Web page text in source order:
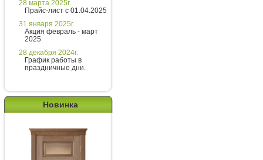
28 марта 2025г.
Прайс-лист с 01.04.2025
31 января 2025г.
Акция февраль - март
2025
28 декабря 2024г.
График работы в
праздничные дни.
Новинка
Введите сообщение
подробно!